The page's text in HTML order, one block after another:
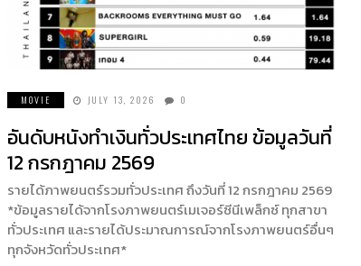
MOVIE JULY 13, 2026 0
อันดับหนังทำเงินทั่วประเทศไทย ข้อมูลวันที่
12 กรกฎาคม 2569
รายได้ภาพยนตร์รวมทั่วประเทศ ถึงวันที่ 12 กรกฎาคม 2569
*ข้อมูลรายได้จากโรงภาพยนตร์เมเจอร์ซีนีเพล็กซ์ ทุกสาขา
ทั่วประเทศ และรายได้ประมาณการณ์จากโรงภาพยนตร์อื่นๆ
ทุกจังหวัดทั่วประเทศ*